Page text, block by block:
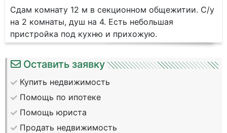
Сдам комнату 12 м в секционном общежитии. С/у
на 2 комнаты, душ на 4. Есть небольшая
пристройка под кухню и прихожую.
Оставить заявку
Купить недвижимость
Помощь по ипотеке
Помощь юриста
Продать недвижимость